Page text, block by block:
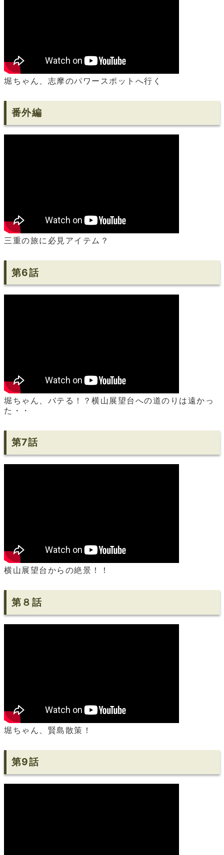
堀ちゃん、志摩のパワースポットへ行く
番外編
三重の旅に必見アイテム？
第6話
堀ちゃん、バテる！？横山展望台への道のりは遠かっ
た・・
第7話
横山展望台からの絶景！！
第８話
堀ちゃん、賢島散策！
第9話